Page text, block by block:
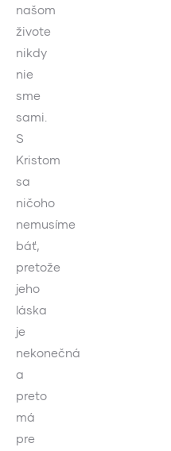
našom
živote
nikdy
nie
sme
sami.
S
Kristom
sa
ničoho
nemusíme
báť,
pretože
jeho
láska
je
nekonečná
a
preto
má
pre